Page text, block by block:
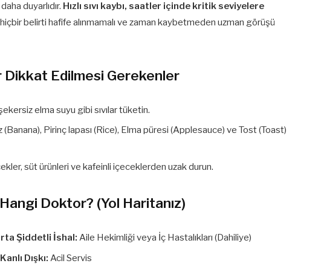
duyarlıdır. Hızlı sıvı kaybı, saatler içinde kritik seviyelere
belirti hafife alınmamalı ve zaman kaybetmeden uzman görüşü
Dikkat Edilmesi Gerekenler
elma suyu gibi sıvılar tüketin.
(Banana), Pirinç lapası (Rice), Elma püresi (Applesauce) ve Tost (Toast)
süt ürünleri ve kafeinli içeceklerden uzak durun.
Doktor? (Yol Haritanız)
Şiddetli İshal: Aile Hekimliği veya İç Hastalıkları (Dahiliye)
Dışkı: Acil Servis